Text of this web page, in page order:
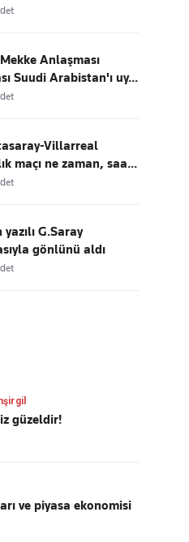
Anlaşması
Suudi Arabistan'ı uy...
Villarreal
maçı ne zaman, saa...
G.Saray
gönlünü aldı
güzeldir!
ve piyasa ekonomisi